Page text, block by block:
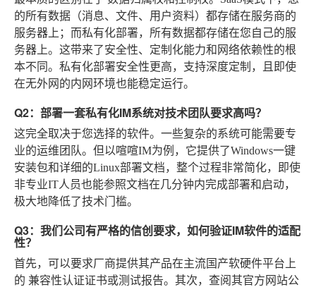
的所有数据（消息、文件、用户资料）都存储在服务商的
服务器上；而私有化部署，所有数据都存储在您自己的服
务器上。这带来了安全性、定制化能力和网络依赖性的根
本不同。私有化部署安全性更高，支持深度定制，且即使
在无外网的内网环境也能稳定运行。
Q2：部署一套私有化IM系统对技术团队要求高吗？
这完全取决于您选择的软件。一些复杂的系统可能需要专
业的运维团队。但以喧喧IM为例，它提供了Windows一键
安装包和详细的Linux部署文档，整个过程非常简化，即使
非专业IT人员也能参照文档在几分钟内完成部署和启动，
极大地降低了技术门槛。
Q3：我们公司有严格的信创要求，如何验证IM软件的适配
性？
首先，可以要求厂商提供其产品在主流国产软硬件平台上
的 兼容性认证证书或测试报告。其次，查阅其官方网站公